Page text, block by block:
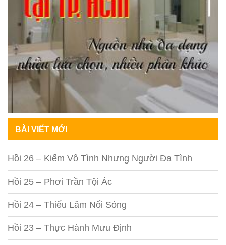
BÀI VIẾT MỚI
Hồi 26 – Kiếm Vô Tình Nhưng Người Đa Tình
Hồi 25 – Phơi Trần Tội Ác
Hồi 24 – Thiếu Lâm Nổi Sóng
Hồi 23 – Thực Hành Mưu Định